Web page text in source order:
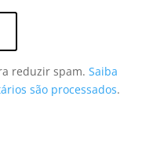
reduzir spam. Saiba
são processados.